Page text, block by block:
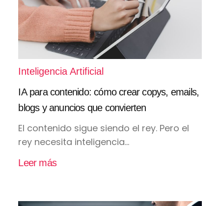
Inteligencia Artificial
IA para contenido: cómo crear copys, emails,
blogs y anuncios que convierten
El contenido sigue siendo el rey. Pero el
rey necesita inteligencia...
Leer más